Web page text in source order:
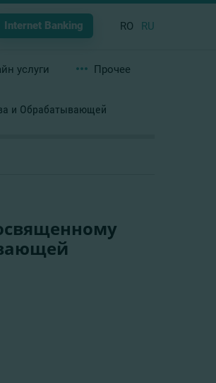
Internet Banking RO RU
услуги Прочее
и Обрабатывающей